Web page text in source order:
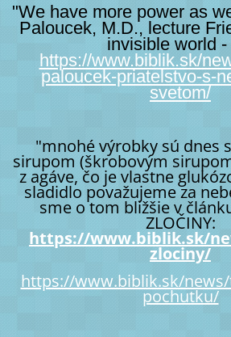
"We have more power as
Paloucek, M.D., lecture
invisible world -
https://www.biblik.sk/
paloucek-priatelstvo-s-
svetom/
"mnohé výrobky sú dnes
sirupom (škrobovým
z agáve, čo je vlastne
sladidlo považujeme za
sme o tom bližšie v
ZLOČINY:
https://www.biblik.sk/
zlociny/
https://www.biblik.sk/
pochutku/